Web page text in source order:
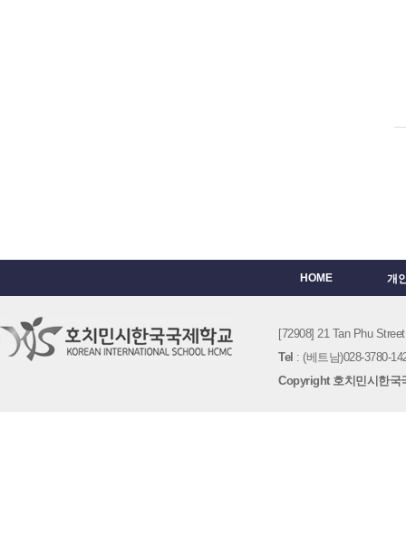
HOME 개
[72908] 21 Tan Phu
Tel : (베트남)028-3780-
Copyright 호치민시한국